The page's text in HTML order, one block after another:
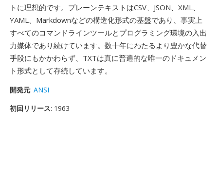
トに理想的です。プレーンテキストはCSV、JSON、XML、
YAML、Markdownなどの構造化形式の基盤であり、事実上
すべてのコマンドラインツールとプログラミング環境の入出
力媒体であり続けています。数十年にわたるより豊かな代替
手段にもかかわらず、TXTは真に普遍的な唯一のドキュメン
ト形式として存続しています。
開発元: ANSI
初回リリース: 1963